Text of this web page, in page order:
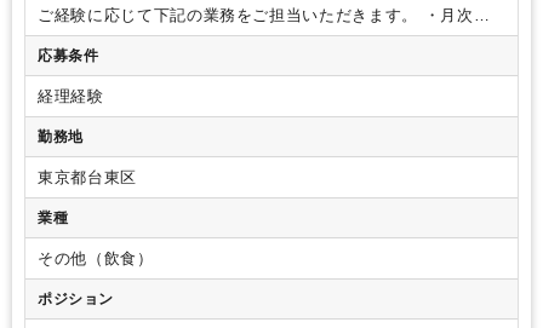
ご経験に応じて下記の業務をご担当いただきます。
・月次・
年次決算・仕訳データの入力・売上処理、請求書発行・入
金・出金管理
応募条件
経理経験
勤務地
東京都台東区
業種
その他（飲食）
ポジション